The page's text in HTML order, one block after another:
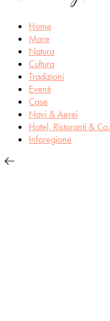
Home
Mare
Natura
Cultura
Tradizioni
Eventi
Case
Navi & Aerei
Hotel, Ristoranti & Co.
Inforegione